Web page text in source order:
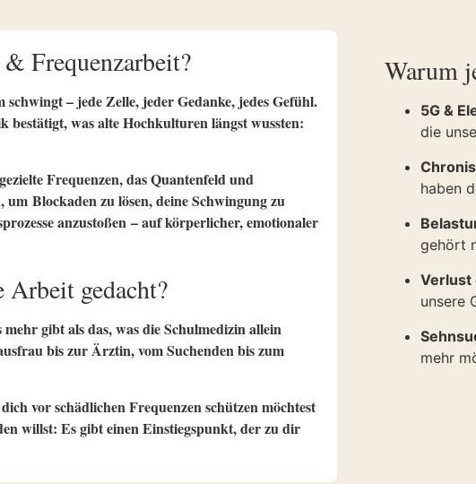
Frequenzarbeit?
– jede Zelle, jeder Gedanke, jedes Gefühl.
bestätigt, was alte Hochkulturen längst wussten:
Frequenzen, das Quantenfeld und
um Blockaden zu lösen, deine Schwingung zu
anzustoßen – auf körperlicher, emotionaler
Arbeit gedacht?
gibt als das, was die Schulmedizin allein
bis zur Ärztin, vom Suchenden bis zum
vor schädlichen Frequenzen schützen möchtest
willst: Es gibt einen Einstiegspunkt, der zu dir
Warum
5G &
die
haben
gehört
Verlust
unsere
mehr